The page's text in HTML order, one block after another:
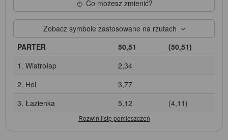
Co możesz zmienić?
Zobacz symbole zastosowane na rzutach
PARTER
50,51
(50,51)
1. Wiatrołap
2,34
2. Hol
3,77
3. Łazienka
5,12 (4,11)